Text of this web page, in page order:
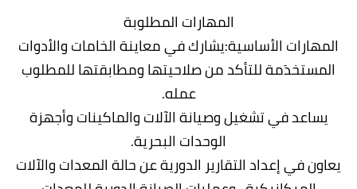
المهارات المطلوبة
المهارات الأساسية:يشارك في معاينة الخامات والأدوات
المستخدَمة للتأكد من صلاحيتها ومطابقتها للمطلوب
عمله.
يساعد في تشغيل وصيانة الآلات والماكينات وأجهزة
الوحدات البحرية.
يعاون في إعداد التقارير الدورية عن حالة المعدات والآلات